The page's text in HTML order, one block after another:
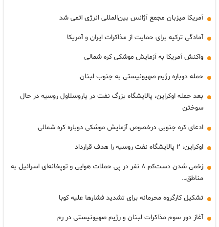
آمریکا میزبان مجمع آژانس بین‌المللی انرژی اتمی شد
آمادگی ترکیه برای حمایت از مذاکرات ایران و آمریکا
واکنش آمریکا به آزمایش موشکی کره شمالی
حمله دوباره رژیم صهیونیستی به جنوب لبنان
بعد حمله اوکراین، پالایشگاه بزرگ نفت در یاروسلاول روسیه در حال
سوختن
ادعای کره جنوبی درخصوص آزمایش موشکی دوباره کره شمالی
اوکراین، ۲ پالایشگاه نفت روسیه را هدف قرارداد
زخمی شدن دست‌کم ۸ نفر در پی حملات هوایی و توپخانه‌ای اسرائیل به
مناطق…
تشکیل کارگروه محرمانه برای تشدید فشارها علیه کوبا
آغاز دور سوم مذاکرات لبنان و رژیم صهیونیستی در رم